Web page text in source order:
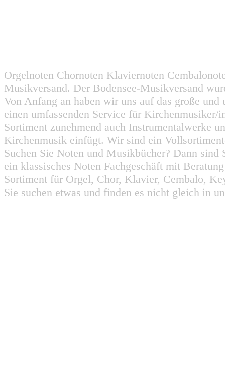
Orgelnoten Chornoten Klaviernoten
Musikversand. Der Bodensee-Musikversand
Von Anfang an haben wir uns auf das große
einen umfassenden Service für
Sortiment zunehmend auch Instrumentalwerke
Kirchenmusik einfügt. Wir sind ein
Suchen Sie Noten und Musikbücher? Dann
ein klassisches Noten Fachgeschäft mit
Sortiment für Orgel, Chor, Klavier, Cembalo,
Sie suchen etwas und finden es nicht gleich in